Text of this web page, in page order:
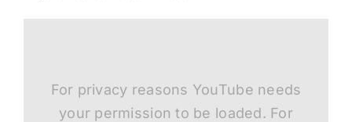
For privacy reasons YouTube needs
your permission to be loaded. For